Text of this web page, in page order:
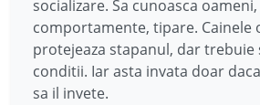
socializare. Sa cunoasca
comportamente, tipare. Cainele
protejeaza stapanul, dar trebuie
conditii. Iar asta invata doar
sa il invete.